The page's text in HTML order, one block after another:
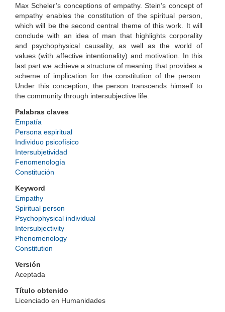
Max Scheler’s conceptions of empathy. Stein’s concept of
empathy enables the constitution of the spiritual person,
which will be the second central theme of this work. It will
conclude with an idea of man that highlights corporality
and psychophysical causality, as well as the world of
values (with affective intentionality) and motivation. In this
last part we achieve a structure of meaning that provides a
scheme of implication for the constitution of the person.
Under this conception, the person transcends himself to
the community through intersubjective life.
Palabras claves
Empatía
Persona espiritual
Individuo psicofísico
Intersubjetividad
Fenomenología
Constitución
Keyword
Empathy
Spiritual person
Psychophysical individual
Intersubjectivity
Phenomenology
Constitution
Versión
Aceptada
Título obtenido
Licenciado en Humanidades